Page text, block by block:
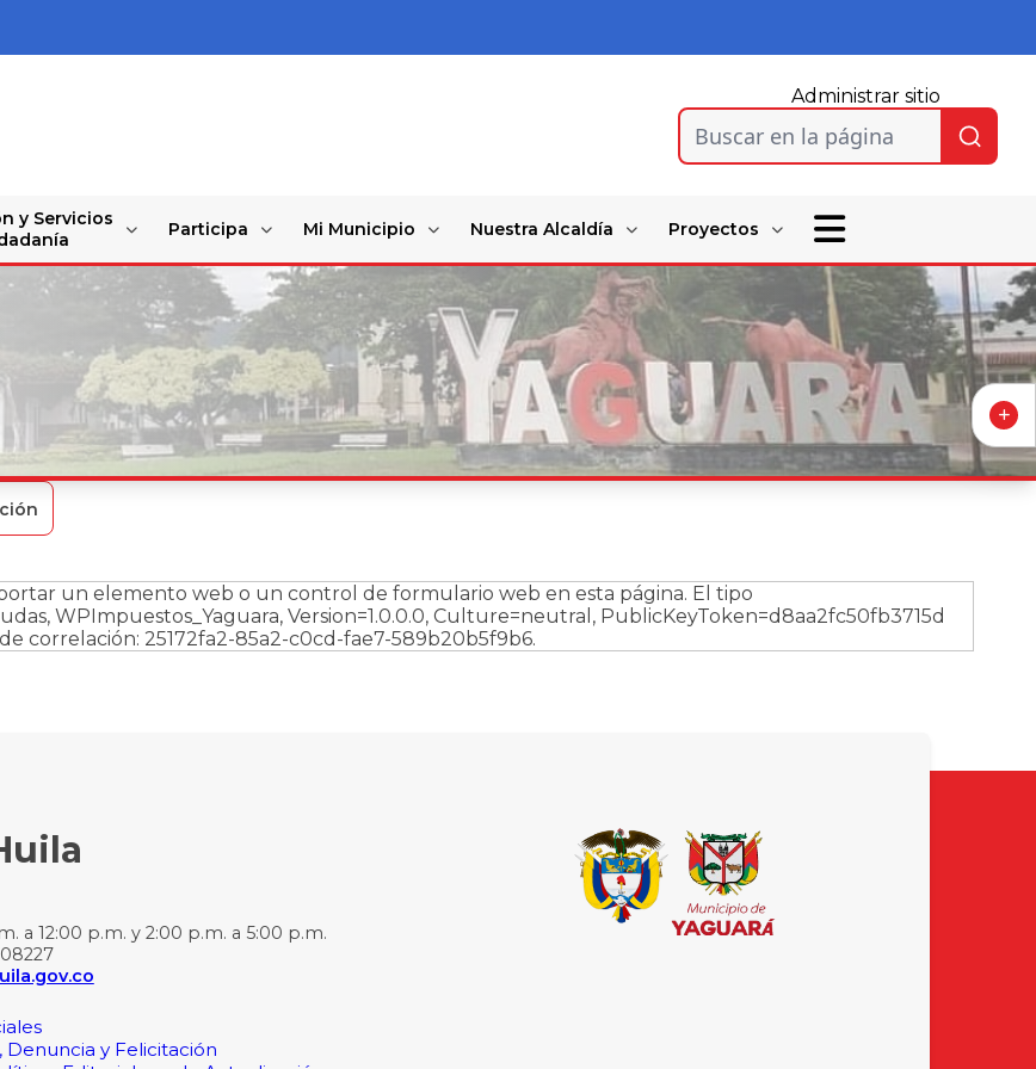
Administrar sitio
Buscar en la página
y Servicios
Participa Mi Municipio Nuestra Alcaldía Proyectos
un elemento web o un control de formulario web en esta página. El tipo
WPImpuestos_Yaguara, Version=1.0.0.0, Culture=neutral, PublicKeyToken=d8aa2fc50fb3715d
correlación: 25172fa2-85a2-c0cd-fae7-589b20b5f9b6.
a 12:00 p.m. y 2:00 p.m. a 5:00 p.m.
Denuncia y Felicitación